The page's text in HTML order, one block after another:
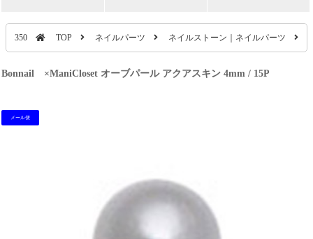
350 TOP ネイルパーツ ネイルストーン｜ネイルパーツ
Bonnail ×ManiCloset オーブパール アクアスキン 4mm / 15P
メール便